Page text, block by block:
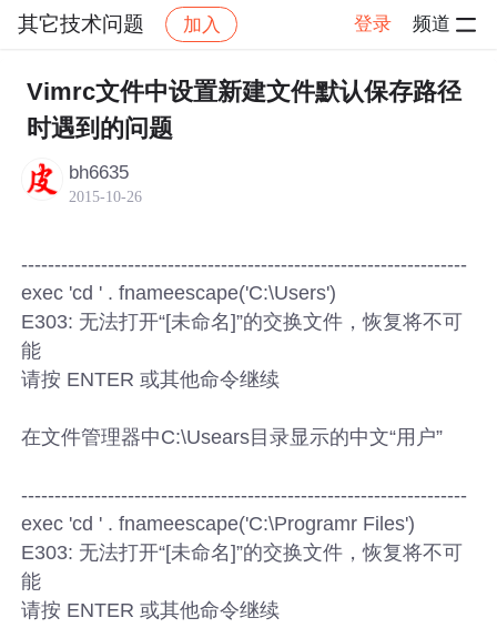
其它技术问题 加入 登录 频道
社区 其它技术问题 帖子详情
Vimrc文件中设置新建文件默认保存路径
时遇到的问题
bh6635
2015-10-26
-------------------------------------------------------------------
exec 'cd ' . fnameescape('C:\Users')
E303: 无法打开“[未命名]”的交换文件，恢复将不可
能
请按 ENTER 或其他命令继续
在文件管理器中C:\Usears目录显示的中文“用户”
-------------------------------------------------------------------
exec 'cd ' . fnameescape('C:\Programr Files')
E303: 无法打开“[未命名]”的交换文件，恢复将不可
能
请按 ENTER 或其他命令继续